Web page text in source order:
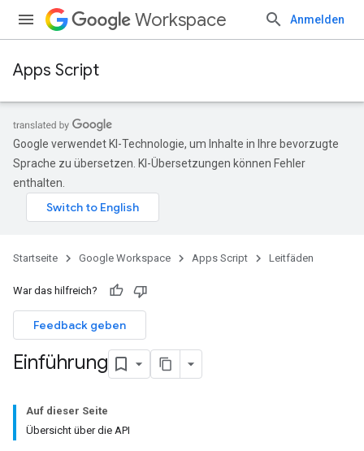
Workspace Anmelden
Apps Script
Google verwendet KI-Technologie, um Inhalte in Ihre bevorzugte
Sprache zu übersetzen. KI-Übersetzungen können Fehler
enthalten.
Startseite Google Workspace Apps Script Leitfäden
War das hilfreich?
Feedback geben
Einführung
Auf dieser Seite
Übersicht über die API